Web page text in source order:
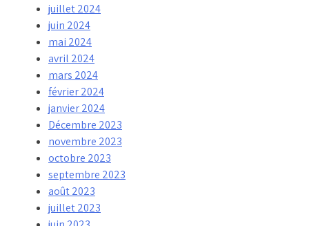
juillet 2024
juin 2024
mai 2024
avril 2024
mars 2024
février 2024
janvier 2024
Décembre 2023
novembre 2023
octobre 2023
septembre 2023
août 2023
juillet 2023